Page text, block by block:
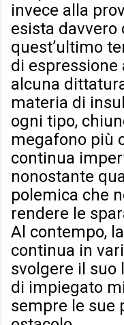
invece alla
esista davvero
quest’ultimo
di
alcuna
materia di
ogni tipo,
megafono più
continua
nonostante
polemica che
rendere le
Al contempo,
continua in
svolgere il suo
di impiegato
sempre le sue